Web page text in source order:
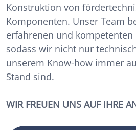
Konstruktion von
Komponenten. Unser Team
erfahrenen und
sodass wir nicht nur
unserem Know-how immer
Stand sind.
WIR FREUEN UNS AUF IHRE